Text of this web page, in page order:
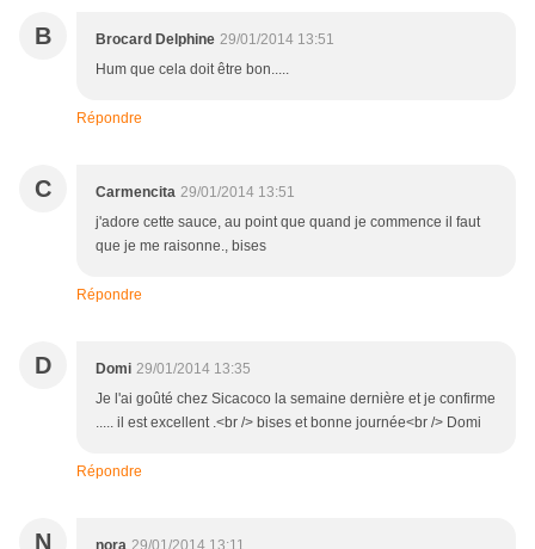
B Brocard Delphine 29/01/2014 13:51
Hum que cela doit être bon.....
Répondre
C Carmencita 29/01/2014 13:51
j'adore cette sauce, au point que quand je commence il faut
que je me raisonne., bises
Répondre
D Domi 29/01/2014 13:35
Je l'ai goûté chez Sicacoco la semaine dernière et je confirme
..... il est excellent .<br /> bises et bonne journée<br /> Domi
Répondre
N nora 29/01/2014 13:11